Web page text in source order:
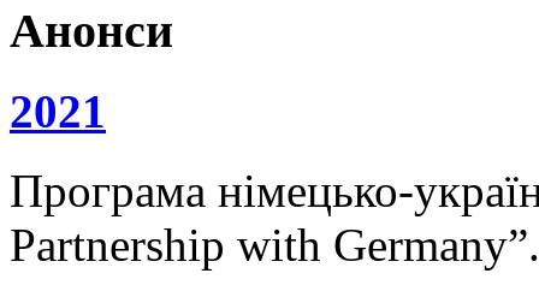
Анонси
2021
Програма німецько-
Partnership with